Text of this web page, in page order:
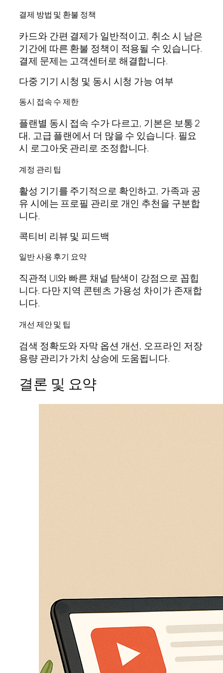
결제 방법 및 환불 정책
카드와 간편 결제가 일반적이고, 취소 시 남은
기간에 따른 환불 정책이 적용될 수 있습니다.
결제 문제는 고객센터로 해결합니다.
다중 기기 시청 및 동시 시청 가능 여부
동시 접속 수 제한
플랜별 동시 접속 수가 다르고, 기본은 보통 2
대, 고급 플랜에서 더 많을 수 있습니다. 필요
시 로그아웃 관리로 조정합니다.
계정 관리 팁
활성 기기를 주기적으로 확인하고, 가족과 공
유 시에는 프로필 관리로 개인 추천을 구분합
니다.
콕티비 리뷰 및 피드백
일반 사용 후기 요약
직관적 UI와 빠른 채널 탐색이 강점으로 꼽힙
니다. 다만 지역 콘텐츠 가용성 차이가 존재합
니다.
개선 제안 및 팁
검색 정확도와 자막 옵션 개선, 오프라인 저장
용량 관리가 가치 상승에 도움됩니다.
결론 및 요약